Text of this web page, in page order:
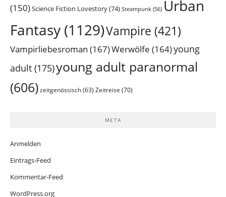
(150)Science Fiction Lovestory(74) Steampunk (56) Urban
Fantasy (1129)Vampire (421)
Vampirliebesroman (167)Werwölfe (164)young
adult (175)young adult paranormal
(606) zeitgenössisch (63) Zeitreise (70)
META
Anmelden
Eintrags-Feed
Kommentar-Feed
WordPress.org